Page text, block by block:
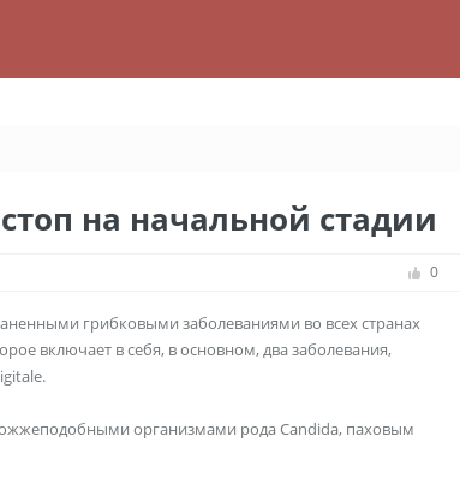
на начальной стадии
0
грибковыми заболеваниями во всех странах
включает в себя, в основном, два заболевания,
организмами рода Candida, паховым